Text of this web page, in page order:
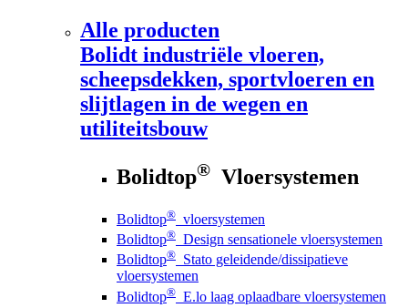
Alle producten
Bolidt industriële vloeren,
scheepsdekken, sportvloeren en
slijtlagen in de wegen en
utiliteitsbouw
Bolidtop® Vloersystemen
Bolidtop® vloersystemen
Bolidtop® Design sensationele vloersystemen
Bolidtop® Stato geleidende/dissipatieve
vloersystemen
Bolidtop® E.lo laag oplaadbare vloersystemen